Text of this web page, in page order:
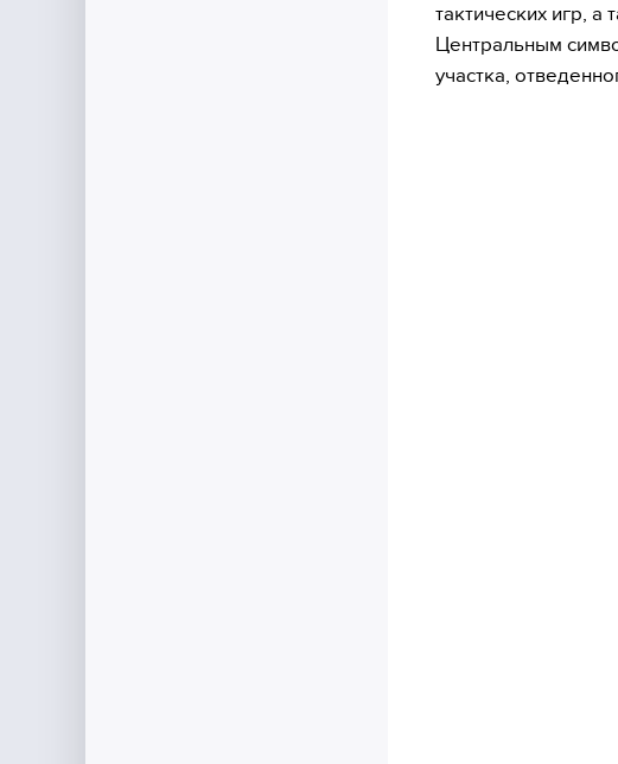
тактических игр, а
Центральным
участка,